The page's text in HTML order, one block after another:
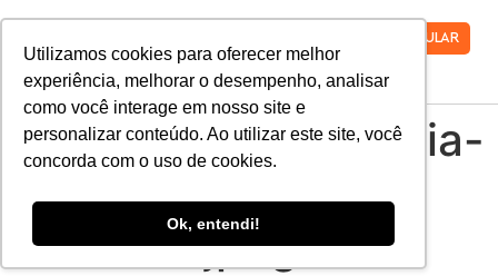
Utilizamos cookies para oferecer melhor
experiência, melhorar o desempenho, analisar
como você interage em nosso site e
personalizar conteúdo. Ao utilizar este site, você
concorda com o uso de cookies.
Ok, entendi!
VESTIBULAR
areas-da-engenharia-
quais-sao-e-como-
escolher.jpeg